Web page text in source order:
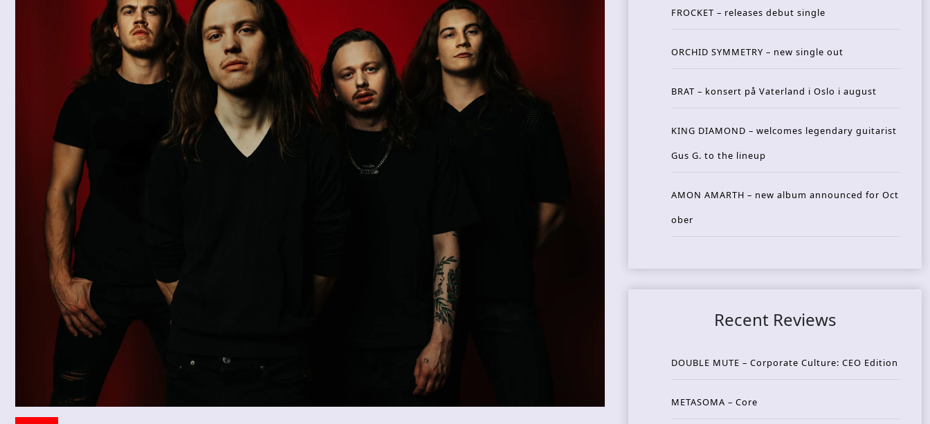
FROCKET – releases debut single
ORCHID SYMMETRY – new single out
BRAT – konsert på Vaterland i Oslo i august
KING DIAMOND – welcomes legendary guitarist
Gus G. to the lineup
AMON AMARTH – new album announced for Oct
ober
Recent Reviews
DOUBLE MUTE – Corporate Culture: CEO Edition
METASOMA – Core